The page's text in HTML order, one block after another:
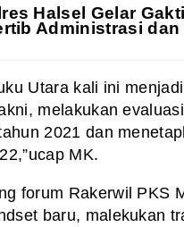
Halsel Gelar
Administrasi
Utara kali ini
melakukan
2021 dan
MK.
forum Rakerwil PKS
baru, malekukan